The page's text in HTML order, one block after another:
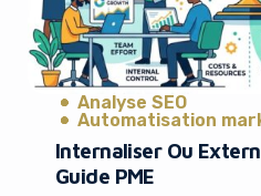
Analyse SEO
Automatisation
Internaliser Ou
Guide PME